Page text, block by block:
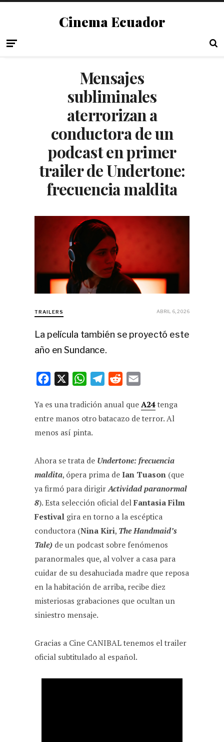
Cinema Ecuador
Mensajes
subliminales
aterrorizan a
conductora de un
podcast en primer
trailer de Undertone:
frecuencia maldita
TRAILERS ABRIL 6, 2026
La película también se proyectó este
año en Sundance.
c
e
b
o
k
W
a
t
s
p
p
T
l
e
a
m
d
d
a
i
Ya es una tradición anual queA24tenga
entre manos otro batacazo de terror. Al
menos así pinta.
Ahora se trata de Undertone: frecuencia
maldita, ópera prima deIan Tuason (que
ya firmó para dirigirActividad paranormal
8). Esta selección oficial delFantasia Film
Festival gira en torno a la escéptica
conductora (Nina Kiri, The Handmaid’s
Tale) de un podcast sobre fenómenos
paranormales que, al volver a casa para
cuidar de su desahuciada madre que reposa
en la habitación de arriba, recibe diez
misteriosas grabaciones que ocultan un
siniestro mensaje.
Gracias a Cine CANIBAL tenemos el trailer
oficial subtitulado al español.